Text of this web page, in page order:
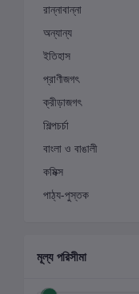
রান্নাবান্না
অন্যান্য
ইতিহাস
প্রাণীজগৎ
ক্রীড়াজগৎ
শিল্পচর্চা
বাংলা ও বাঙালী
কমিক্স
পাঠ্য-পুস্তক
মূল্য পরিসীমা